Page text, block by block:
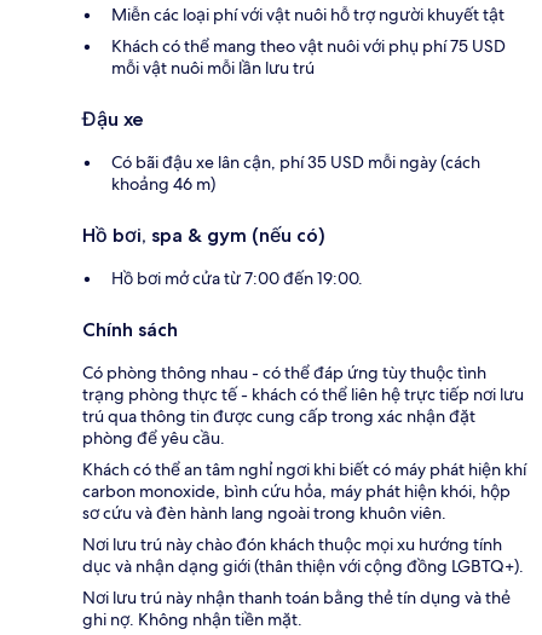
Miễn các loại phí với vật nuôi hỗ trợ người khuyết tật
Khách có thể mang theo vật nuôi với phụ phí 75 USD
mỗi vật nuôi mỗi lần lưu trú
Đậu xe
Có bãi đậu xe lân cận, phí 35 USD mỗi ngày (cách
khoảng 46 m)
Hồ bơi, spa & gym (nếu có)
Hồ bơi mở cửa từ 7:00 đến 19:00.
Chính sách
Có phòng thông nhau - có thể đáp ứng tùy thuộc tình
trạng phòng thực tế - khách có thể liên hệ trực tiếp nơi lưu
trú qua thông tin được cung cấp trong xác nhận đặt
phòng để yêu cầu.
Khách có thể an tâm nghỉ ngơi khi biết có máy phát hiện khí
carbon monoxide, bình cứu hỏa, máy phát hiện khói, hộp
sơ cứu và đèn hành lang ngoài trong khuôn viên.
Nơi lưu trú này chào đón khách thuộc mọi xu hướng tính
dục và nhận dạng giới (thân thiện với cộng đồng LGBTQ+).
Nơi lưu trú này nhận thanh toán bằng thẻ tín dụng và thẻ
ghi nợ. Không nhận tiền mặt.